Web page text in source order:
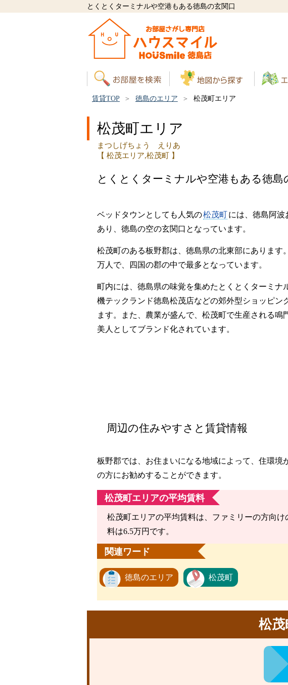
とくとくターミナルや空港もある徳島の玄関口
賃貸TOP 徳島のエリア 松茂町エリア
松茂町エリア
まつしげちょう えりあ
【 松茂エリア,松茂町 】
とくとくターミナルや空港もある徳島
ベッドタウンとしても人気の松茂町には、徳島阿波
あり、徳島の空の玄関口となっています。
松茂町のある板野郡は、徳島県の北東部にあります
万人で、四国の郡の中で最多となっています。
町内には、徳島県の味覚を集めたとくとくターミナ
機テックランド徳島松茂店などの郊外型ショッピン
ます。また、農業が盛んで、松茂町で生産される鳴
美人としてブランド化されています。
周辺の住みやすさと賃貸情報
板野郡では、お住まいになる地域によって、住環境
の方にお勧めすることができます。
松茂町エリアの平均賃料
松茂町エリアの平均賃料は、ファミリーの方向
料は6.5万円です。
関連ワード
徳島のエリア 松茂町
松